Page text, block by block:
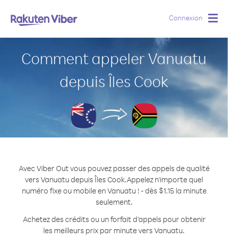
Connexion
Comment appeler Vanuatu
depuis Îles Cook
Avec Viber Out vous pouvez passer des appels de qualité
vers Vanuatu depuis Îles Cook.Appelez n'importe quel
numéro fixe ou mobile en Vanuatu ! - dès $1.15 la minute
seulement.
Achetez des crédits ou un forfait d’appels pour obtenir
les meilleurs prix par minute vers Vanuatu.